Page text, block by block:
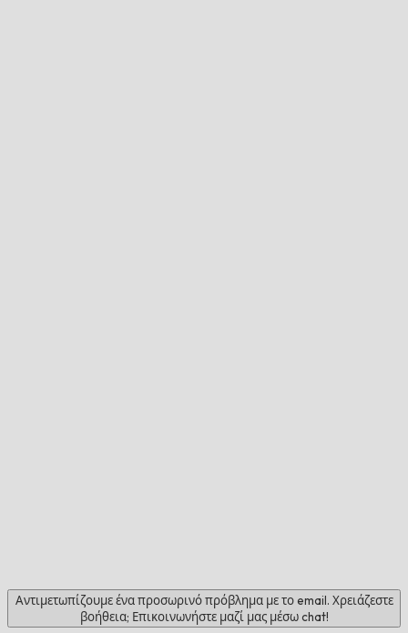
Αντιμετωπίζουμε ένα προσωρινό πρόβλημα με το email. Χρειάζεστε
βοήθεια; Επικοινωνήστε μαζί μας μέσω chat!